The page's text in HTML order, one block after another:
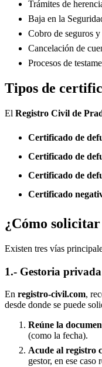
Trámites de
Baja en la
Cobro de seguros y
Cancelación de
Procesos de
Tipos de
El Registro Civil de
Certificado de
Certificado de
Certificado de
Certificado
¿Cómo
Existen tres vías
1.- Gestoria
En registro-civil.com,
desde donde se puede
Reúne la
(como la fecha).
Acude al registro
gestor, en ese caso